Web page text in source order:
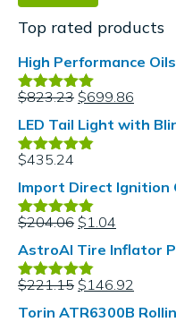
Top rated products
High Performance Oils
Valorado en
$823.23 $699.86
LED Tail Light with
Valorado en
$435.24
Import Direct Ignition
Valorado en
$204.06 $1.04
AstroAI Tire Inflator
Valorado en
$221.15 $146.92
Torin ATR6300B